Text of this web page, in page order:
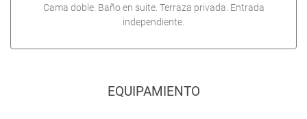
Cama doble. Baño en suite. Terraza privada. Entrada
independiente.
EQUIPAMIENTO